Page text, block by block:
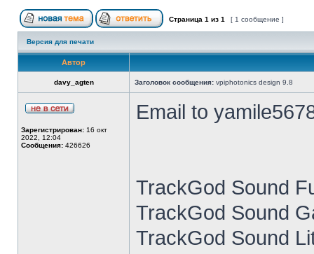
Страница 1 из 1 [ 1 сообщение ]
Версия для печати
Автор
davy_agten Заголовок сообщения: vpiphotonics design 9.8
Зарегистрирован: 16 окт
2022, 12:04
Сообщения: 426626
Email to
TrackGod Sound
TrackGod Sound
TrackGod Sound